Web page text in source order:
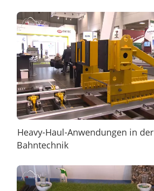
Heavy-Haul-Anwendungen in der
Bahntechnik